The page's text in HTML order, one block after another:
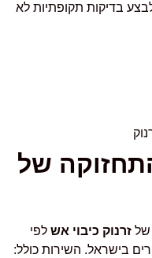
בדיקות תקופתיות לא
של
של זרנוק כיבוי אש לפי
בישראל. השירות כולל: